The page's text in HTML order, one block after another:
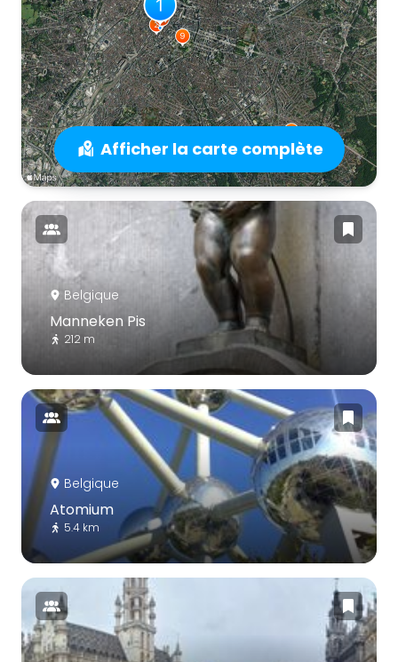
Afficher la carte complète
Belgique
Manneken Pis
212 m
Belgique
Atomium
5.4 km